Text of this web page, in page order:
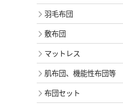
羽毛布団
敷布団
マットレス
肌布団、機能性布団等
布団セット